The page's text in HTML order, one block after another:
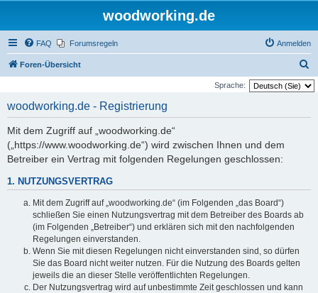
woodworking.de
FAQ Forumsregeln Anmelden
Foren-Übersicht
u
Sprache:
woodworking.de - Registrierung
Mit dem Zugriff auf „woodworking.de“
(„https://www.woodworking.de“) wird zwischen Ihnen und dem
Betreiber ein Vertrag mit folgenden Regelungen geschlossen:
1. NUTZUNGSVERTRAG
Mit dem Zugriff auf „woodworking.de“ (im Folgenden „das Board“)
schließen Sie einen Nutzungsvertrag mit dem Betreiber des Boards ab
(im Folgenden „Betreiber“) und erklären sich mit den nachfolgenden
Regelungen einverstanden.
Wenn Sie mit diesen Regelungen nicht einverstanden sind, so dürfen
Sie das Board nicht weiter nutzen. Für die Nutzung des Boards gelten
jeweils die an dieser Stelle veröffentlichten Regelungen.
Der Nutzungsvertrag wird auf unbestimmte Zeit geschlossen und kann